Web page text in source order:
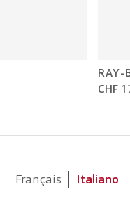
RAY-
CHF
Français Italiano